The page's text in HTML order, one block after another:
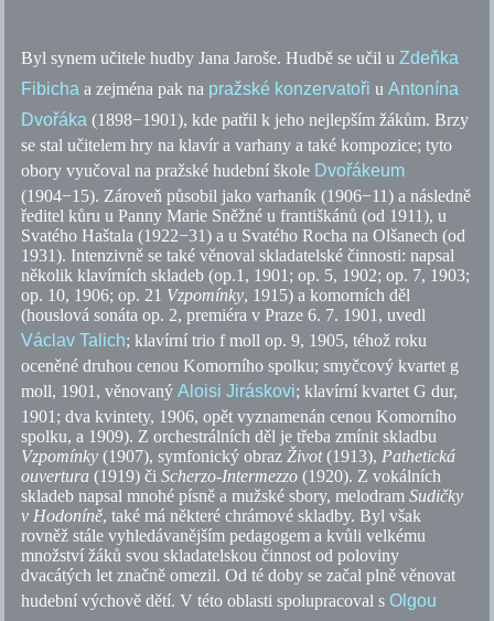
Byl synem učitele hudby Jana Jaroše. Hudbě se učil uZdeňka
Fibicha a zejména pak na pražské konzervatoři uAntonína
Dvořáka (1898−1901), kde patřil k jeho nejlepším žákům. Brzy
se stal učitelem hry na klavír a varhany a také kompozice; tyto
obory vyučoval na pražské hudební škole Dvořákeum
(1904−15). Zároveň působil jako varhaník (1906−11) a následně
ředitel kůru u Panny Marie Sněžné u františkánů (od 1911), u
Svatého Haštala (1922−31) a u Svatého Rocha na Olšanech (od
1931). Intenzivně se také věnoval skladatelské činnosti: napsal
několik klavírních skladeb (op.1, 1901;op. 5, 1902;op. 7, 1903;
op. 10, 1906;op. 21 Vzpomínky, 1915) a komorních děl
(houslová sonátaop. 2, premiéra v Praze 6. 7. 1901, uvedl
Václav Talich; klavírní trio f mollop. 9, 1905, téhož roku
oceněné druhou cenou Komorního spolku; smyčcový kvartet g
moll, 1901, věnovanýAloisi Jiráskovi; klavírní kvartet G dur,
1901; dva kvintety, 1906, opět vyznamenán cenou Komorního
spolku, a 1909). Z orchestrálních děl je třeba zmínit skladbu
Vzpomínky(1907), symfonický obrazŽivot(1913),Pathetická
ouvertura(1919) či Scherzo-Intermezzo (1920). Z vokálních
skladeb napsal mnohé písně a mužské sbory, melodramSudičky
v Hodoníně, také má některé chrámové skladby. Byl však
rovněž stále vyhledávanějším pedagogem a kvůli velkému
množství žáků svou skladatelskou činnost od poloviny
dvacátých let značně omezil. Od té doby se začal plně věnovat
hudební výchově dětí. V této oblasti spolupracoval s Olgou